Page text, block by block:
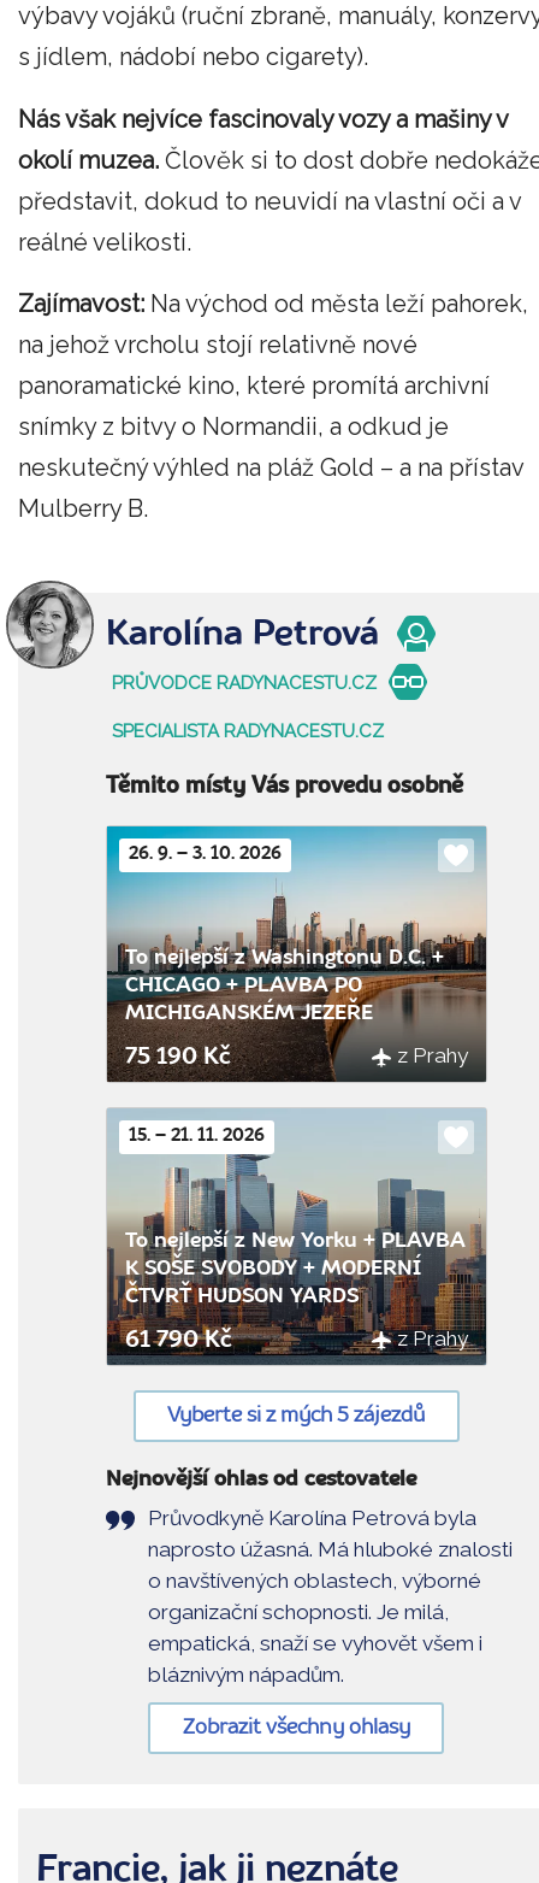
výbavy vojáků (ruční zbraně, manuály,
s jídlem, nádobí nebo cigarety).
Nás však nejvíce fascinovaly vozy a mašiny v
okolí muzea. Člověk si to dost dobře
představit, dokud to neuvidí na vlastní oči a v
reálné velikosti.
Zajímavost: Na východ od města leží pahorek,
na jehož vrcholu stojí relativně nové
panoramatické kino, které promítá archivní
snímky z bitvy o Normandii, a odkud je
neskutečný výhled na pláž Gold – a na přístav
Mulberry B.
Karolína Petrová
PRŮVODCE RADYNACESTU.CZ
SPECIALISTA RADYNACESTU.CZ
Těmito místy Vás provedu osobně
26. 9. – 3. 10. 2026
Do
To nejlepší z Washingtonu D.C. +
CHICAGO + PLAVBA PO
MICHIGANSKÉM JEZEŘE
75 190 Kč z Prahy
15. – 21. 11. 2026
Do
oblíbených
To nejlepší z New Yorku + PLAVBA
K SOŠE SVOBODY + MODERNÍ
ČTVRŤ HUDSON YARDS
61 790 Kč z Prahy
Vyberte si z mých 5 zájezdů
Nejnovější ohlas od cestovatele
Průvodkyně Karolína Petrová byla
naprosto úžasná. Má hluboké znalosti
o navštívených oblastech, výborné
organizační schopnosti. Je milá,
empatická, snaží se vyhovět všem i
bláznivým nápadům.
Zobrazit všechny ohlasy
Francie, jak ji neznáte